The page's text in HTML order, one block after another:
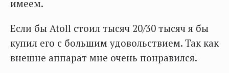
имеем.
Если бы Atoll стоил тысяч 20/30 тысяч я бы
купил его с большим удовольствием. Так как
внешне аппарат мне очень понравился.